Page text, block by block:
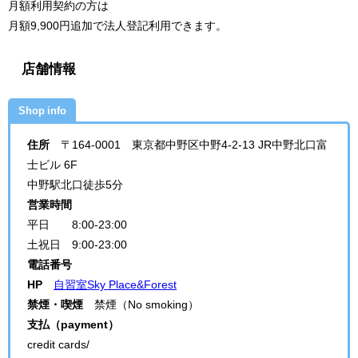
月額利用契約の方は
月額9,900円追加で法人登記利用できます。
店舗情報
Shop info
住所 〒164-0001 東京都中野区中野4-2-13 JR中野北口富
士ビル 6F
中野駅北口徒歩5分
営業時間
平日 8:00-23:00
土祝日 9:00-23:00
電話番号
HP
自習室Sky Place&Forest
禁煙・喫煙 禁煙（No smoking）
支払（payment）
credit cards/